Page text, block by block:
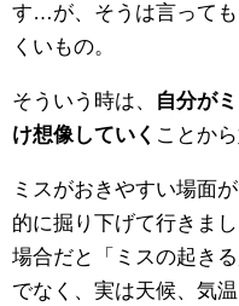
す…が、そうは言って
くいもの。
そういう時は、
自分が
け想像していく ことか
ミスがおきやすい場面
的に掘り下げて行きま
場合だと「ミスの起き
でなく、実は天候、気